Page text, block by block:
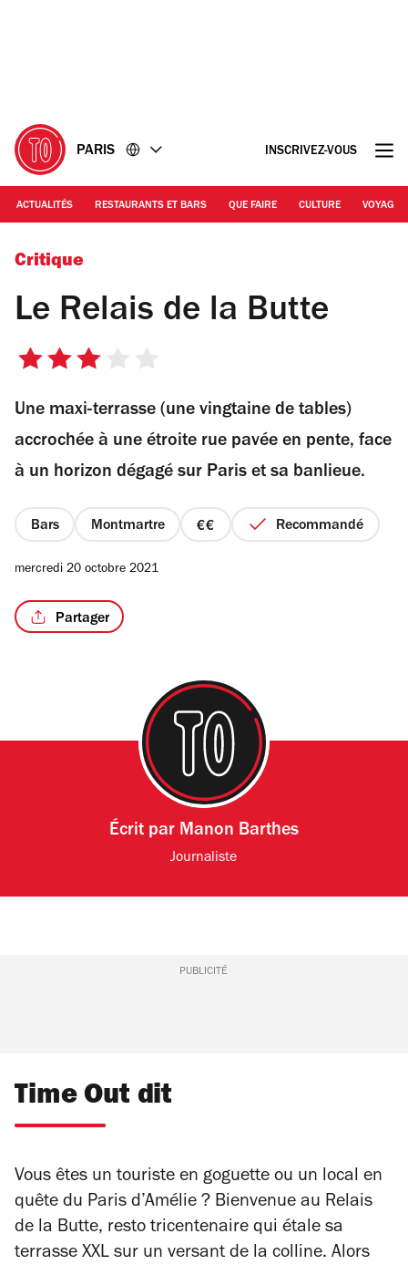
PARIS INSCRIVEZ-VOUS
ACTUALITÉS RESTAURANTS ET BARS QUE FAIRE CULTURE VOYAGE
Le Relais de la Butte
Critique
Le Relais de la Butte
3
5
étoiles
Une maxi-terrasse (une vingtaine de tables)
accrochée à une étroite rue pavée en pente, face
à un horizon dégagé sur Paris et sa banlieue.
Bars Montmartre
prix
Recommandé
mercredi 20 octobre 2021
Partager
Écrit par Manon Barthes
Journaliste
PUBLICITÉ
Time Out dit
Vous êtes un touriste en goguette ou un local en
quête du Paris d’Amélie ? Bienvenue au Relais
de la Butte, resto tricentenaire qui étale sa
terrasse XXL sur un versant de la colline. Alors